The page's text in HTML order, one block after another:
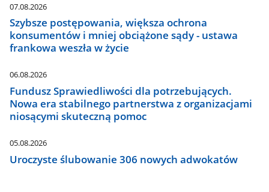
07.08.2026
Szybsze postępowania, większa ochrona
konsumentów i mniej obciążone sądy - ustawa
frankowa weszła w życie
06.08.2026
Fundusz Sprawiedliwości dla potrzebujących.
Nowa era stabilnego partnerstwa z organizacjami
niosącymi skuteczną pomoc
05.08.2026
Uroczyste ślubowanie 306 nowych adwokatów